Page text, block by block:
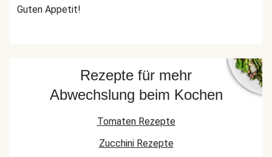
Guten Appetit!
Rezepte für mehr
Abwechslung beim Kochen
Tomaten Rezepte
Zucchini Rezepte